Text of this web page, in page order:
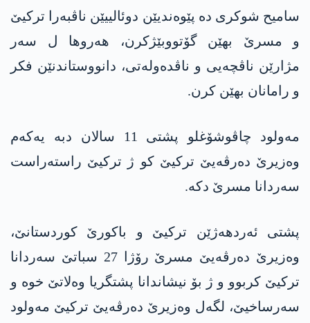
سامیح شوکری دە پێوەندیێن دوئالییێن ناڤبەرا ترکیێ
و مسرێ بهێن گۆتووبێژکرن، ھەروھا ل سەر
مژارێن ناڤچەیی و ناڤدەولەتی، دانووستاندنێن فکر
و رامانان بهێن کرن.
مەولود چاڤوشۆغلو پشتی 11 سالان دبە یەکەم
وەزیرێ دەرڤەیێ ترکیێ کو ژ ترکیێ راستەراست
سەردانا مسرێ دکە.
پشتی ئەردھەژێن ترکیێ و باکورێ کوردستانێ،
وەزیرێ دەرڤەیێ مسرێ رۆژا 27 سباتێ سەردانا
ترکیێ کربوو و ژ بۆ نیشاندانا پشتگریا وەلاتێ خوە و
سەرساخیێ، لگەل وەزیرێ دەرڤەیێ ترکیێ مەولود